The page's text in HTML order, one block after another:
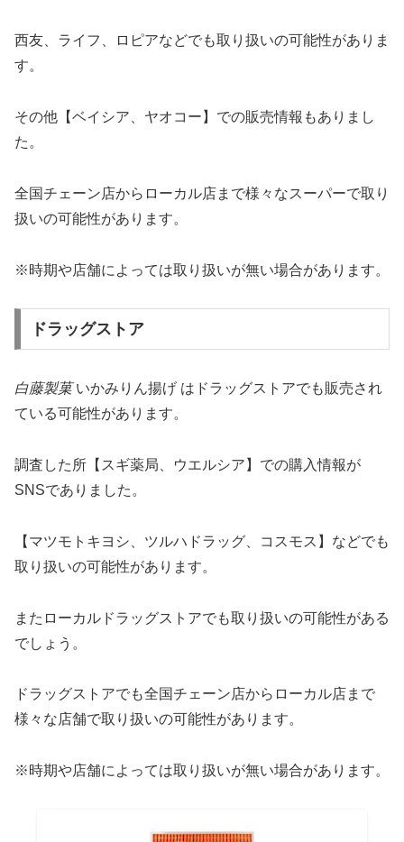
西友、ライフ、ロピアなどでも取り扱いの可能性がありま
す。
その他【ベイシア、ヤオコー】での販売情報もありまし
た。
全国チェーン店からローカル店まで様々なスーパーで取り
扱いの可能性があります。
※時期や店舗によっては取り扱いが無い場合があります。
ドラッグストア
白藤製菓いかみりん揚げ はドラッグストアでも販売され
ている可能性があります。
調査した所【スギ薬局、ウエルシア】での購入情報が
SNSでありました。
【マツモトキヨシ、ツルハドラッグ、コスモス】などでも
取り扱いの可能性があります。
またローカルドラッグストアでも取り扱いの可能性がある
でしょう。
ドラッグストアでも全国チェーン店からローカル店まで
様々な店舗で取り扱いの可能性があります。
※時期や店舗によっては取り扱いが無い場合があります。